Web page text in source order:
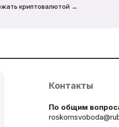
криптовалютой →
Контакты
По общим